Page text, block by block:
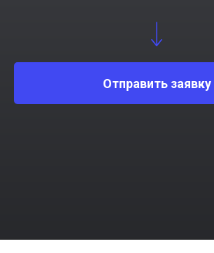
Отправить заявку